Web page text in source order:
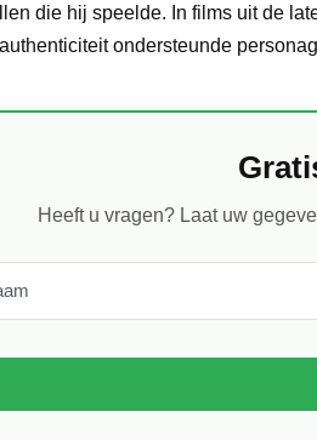
die hij speelde. In films uit de
ondersteunde
Heeft u vragen? Laat uw